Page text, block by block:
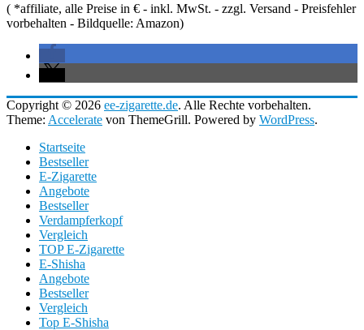
( *affiliate, alle Preise in € - inkl. MwSt. - zzgl. Versand - Preisfehler
vorbehalten - Bildquelle: Amazon)
Copyright © 2026 ee-zigarette.de. Alle Rechte vorbehalten.
Theme: Accelerate von ThemeGrill. Powered by WordPress.
Startseite
Bestseller
E-Zigarette
Angebote
Bestseller
Verdampferkopf
Vergleich
TOP E-Zigarette
E-Shisha
Angebote
Bestseller
Vergleich
Top E-Shisha